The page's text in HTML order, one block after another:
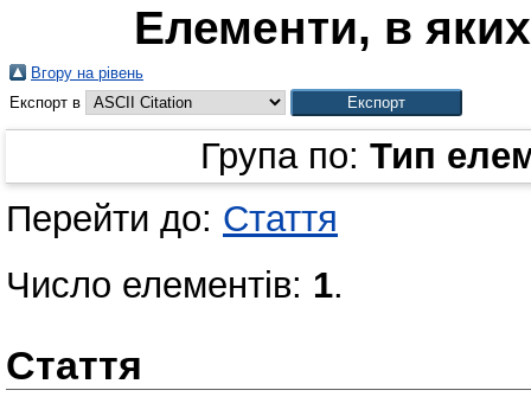
Елементи, в
Вгору на рівень
Експорт в
Група по: Тип
Перейти до: Стаття
Число елементів: 1.
Стаття